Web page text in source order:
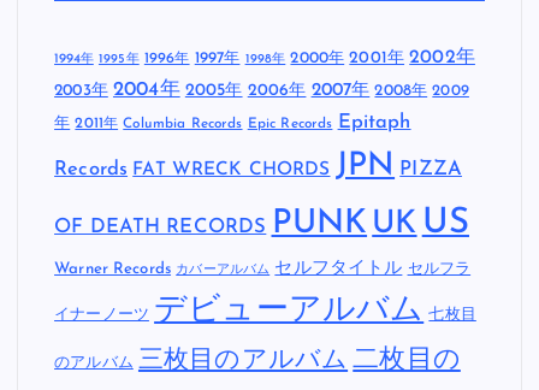
1994年 1995年 1996年 1997年 1998年 2000年 2001年 2002年
2003年 2004年 2005年 2006年 2007年 2008年 2009
年 2011年 Columbia Records Epic Records Epitaph
Records FAT WRECK CHORDS JPN PIZZA
OF DEATH RECORDS PUNK UK US
Warner Records カバーアルバム セルフタイトル セルフラ
イナーノーツ デビューアルバム 七枚目
のアルバム 三枚目のアルバム 二枚目の